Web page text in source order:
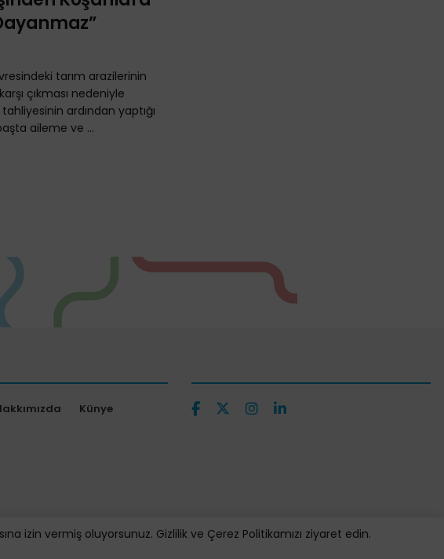
tarım arazilerinin
çıkması nedeniyle
ardından yaptığı
aileme ve ...
Künye
izin vermiş oluyorsunuz. Gizlilik ve Çerez Politikamızı ziyaret edin.